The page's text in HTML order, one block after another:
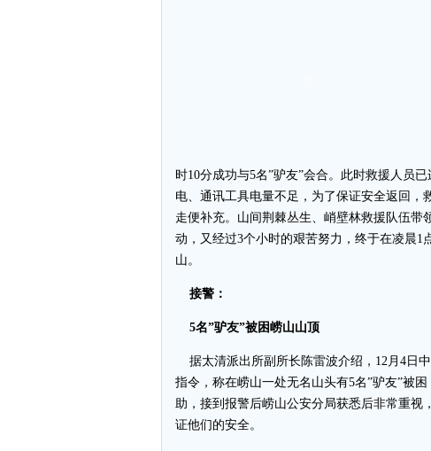
时10分成功与5名”驴友”会合。此时救援人员
电、通讯工具电量不足，为了保证安全返回，
走便补充。山间荆棘丛生、峭壁林救援队伍带
动，又经过3个小时的艰苦努力，终于在凌晨1
山。
接警：
5名”驴友”被困崂山山顶
据太清派出所副所长陈雷波介绍，12月4日
指令，称在崂山一处无名山头有5名”驴友”被
助，接到报警后崂山公安分局获悉后非常重视
证他们的安全。